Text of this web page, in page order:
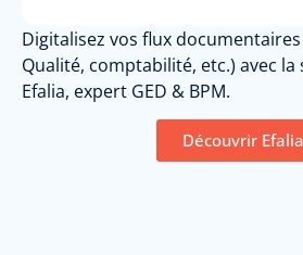
Digitalisez vos flux documentaires
Qualité, comptabilité, etc.) avec
Efalia, expert GED & BPM.
Découvrir Efalia